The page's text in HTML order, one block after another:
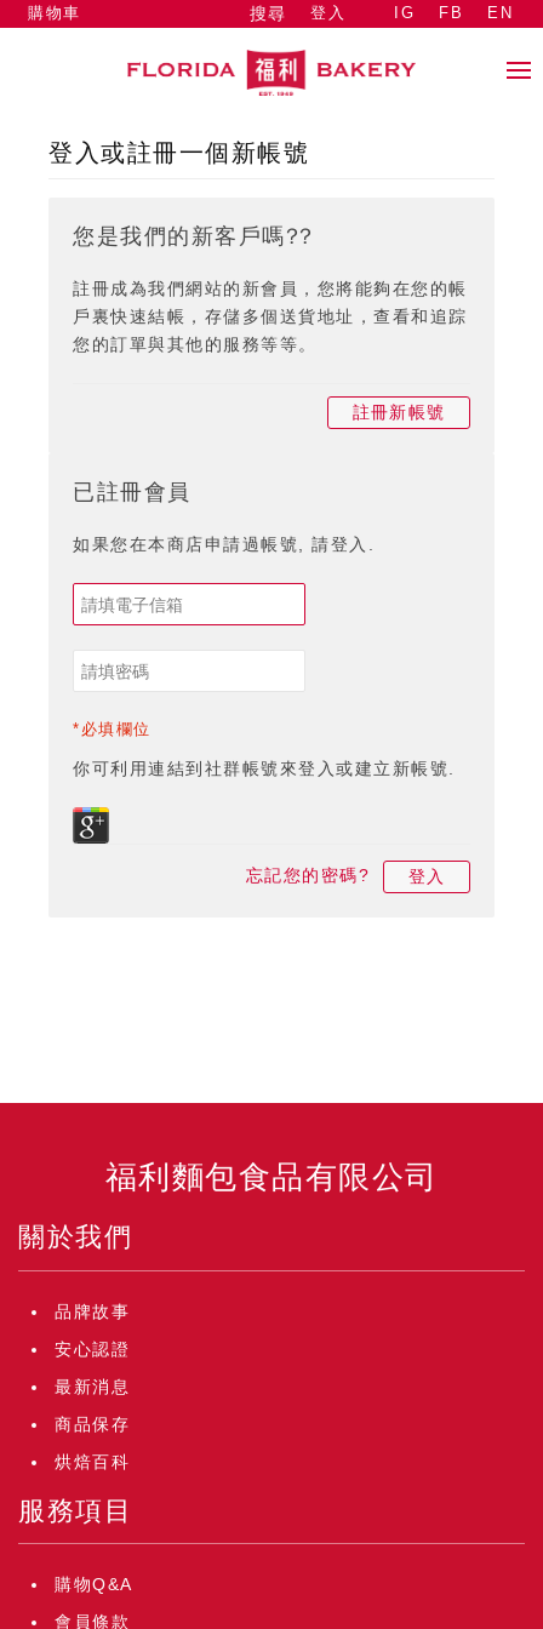
搜尋 登入
購物車 IG FB EN
登入或註冊一個新帳號
您是我們的新客戶嗎??
註冊成為我們網站的新會員，您將能夠在您的帳
戶裏快速結帳，存儲多個送貨地址，查看和追踪
您的訂單與其他的服務等等。
註冊新帳號
已註冊會員
如果您在本商店申請過帳號, 請登入.
*必填欄位
你可利用連結到社群帳號來登入或建立新帳號.
忘記您的密碼? 登入
福利麵包食品有限公司
關於我們
品牌故事
安心認證
最新消息
商品保存
烘焙百科
服務項目
購物Q&A
會員條款